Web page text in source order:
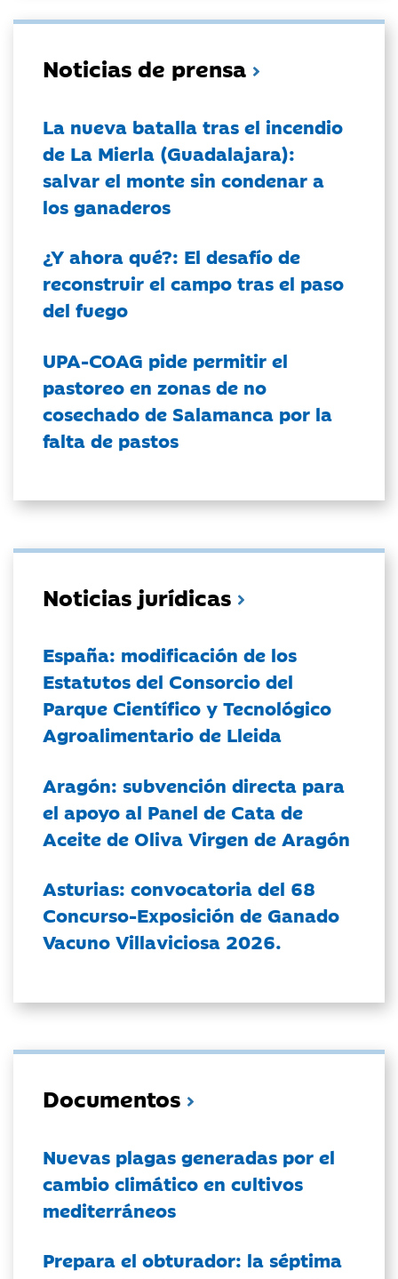
Noticias de prensa
La nueva batalla tras el incendio
de La Mierla (Guadalajara):
salvar el monte sin condenar a
los ganaderos
¿Y ahora qué?: El desafío de
reconstruir el campo tras el paso
del fuego
UPA-COAG pide permitir el
pastoreo en zonas de no
cosechado de Salamanca por la
falta de pastos
Noticias jurídicas
España: modificación de los
Estatutos del Consorcio del
Parque Científico y Tecnológico
Agroalimentario de Lleida
Aragón: subvención directa para
el apoyo al Panel de Cata de
Aceite de Oliva Virgen de Aragón
Asturias: convocatoria del 68
Concurso-Exposición de Ganado
Vacuno Villaviciosa 2026.
Documentos
Nuevas plagas generadas por el
cambio climático en cultivos
mediterráneos
Prepara el obturador: la séptima